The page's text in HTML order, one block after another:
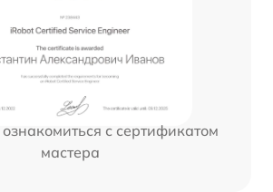
с сертификатом
мастера